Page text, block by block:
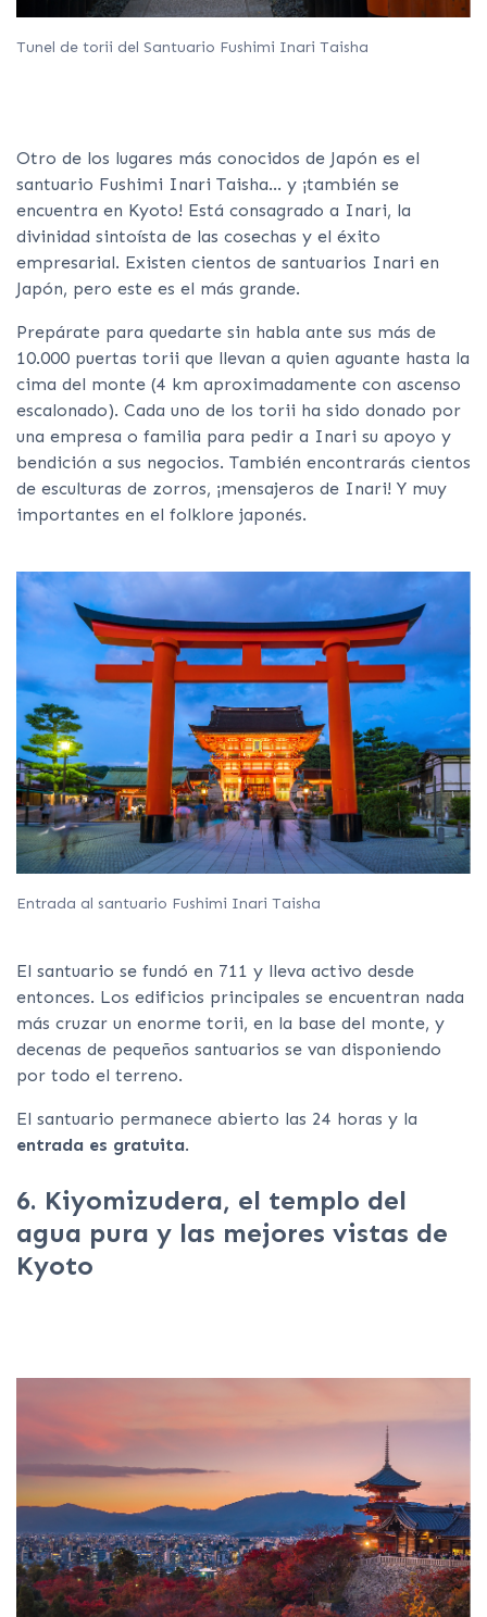
Tunel de torii del Santuario Fushimi Inari Taisha
Otro de los lugares más conocidos de Japón es el
santuario Fushimi Inari Taisha… y ¡también se
encuentra en Kyoto! Está consagrado a Inari, la
divinidad sintoísta de las cosechas y el éxito
empresarial. Existen cientos de santuarios Inari en
Japón, pero este es el más grande.
Prepárate para quedarte sin habla ante sus más de
10.000 puertas torii que llevan a quien aguante hasta la
cima del monte (4 km aproximadamente con ascenso
escalonado). Cada uno de los torii ha sido donado por
una empresa o familia para pedir a Inari su apoyo y
bendición a sus negocios. También encontrarás cientos
de esculturas de zorros, ¡mensajeros de Inari! Y muy
importantes en el folklore japonés.
Entrada al santuario Fushimi Inari Taisha
El santuario se fundó en 711 y lleva activo desde
entonces. Los edificios principales se encuentran nada
más cruzar un enorme torii, en la base del monte, y
decenas de pequeños santuarios se van disponiendo
por todo el terreno.
El santuario permanece abierto las 24 horas y la
entrada es gratuita.
6. Kiyomizudera, el templo del
agua pura y las mejores vistas de
Kyoto